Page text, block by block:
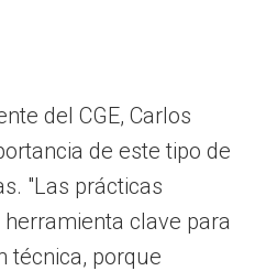
del CGE, Carlos
de este tipo de
"Las prácticas
clave para
técnica, porque